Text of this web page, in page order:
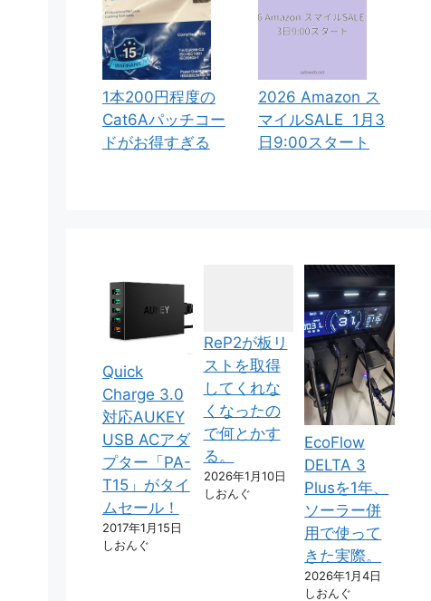
1本200円程度の
Cat6Aパッチコー
ドがお得すぎる
2026 Amazon ス
マイルSALE 1月3
日9:00スタート
Quick
Charge 3.0
対応AUKEY
USB ACアダ
プター「PA-
T15」がタイ
ムセール！
2017年1月15日
しおんぐ
ReP2が板リ
ストを取得
してくれな
くなったの
で何とかす
る。
2026年1月10日
しおんぐ
EcoFlow
DELTA 3
Plusを1年、
ソーラー併
用で使って
きた実際。
2026年1月4日
しおんぐ